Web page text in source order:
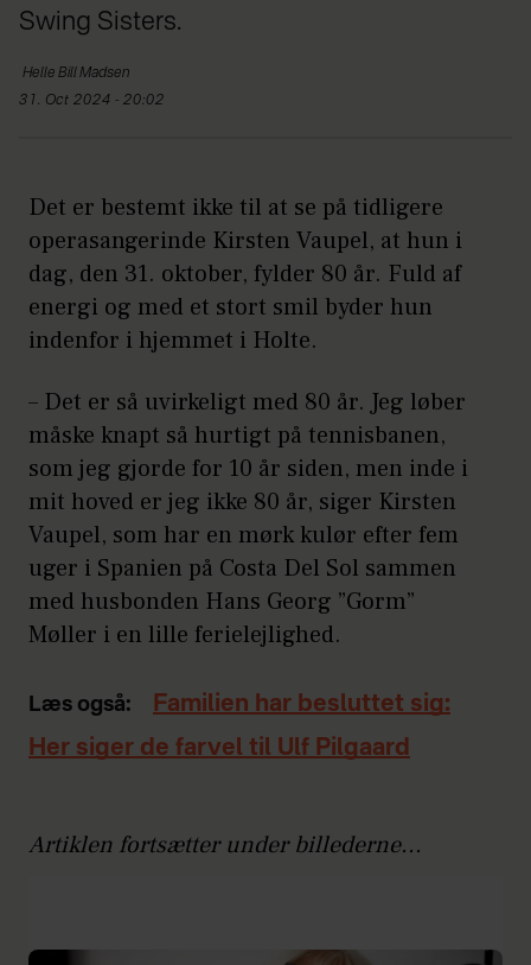
Swing Sisters.
Helle Bill Madsen
31. Oct 2024 - 20:02
Det er bestemt ikke til at se på tidligere
operasangerinde Kirsten Vaupel, at hun i
dag, den 31. oktober, fylder 80 år. Fuld af
energi og med et stort smil byder hun
indenfor i hjemmet i Holte.
– Det er så uvirkeligt med 80 år. Jeg løber
måske knapt så hurtigt på tennisbanen,
som jeg gjorde for 10 år siden, men inde i
mit hoved er jeg ikke 80 år, siger Kirsten
Vaupel, som har en mørk kulør efter fem
uger i Spanien på Costa Del Sol sammen
med husbonden Hans Georg ”Gorm”
Møller i en lille ferielejlighed.
Læs også:
Familien har besluttet sig:
Her siger de farvel til Ulf Pilgaard
Artiklen fortsætter under billederne...